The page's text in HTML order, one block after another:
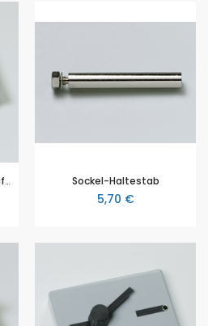
Hebel-Schalter, einpolig auf Sockel, von Cornelsen Sockel-Haltestab
5,70 €